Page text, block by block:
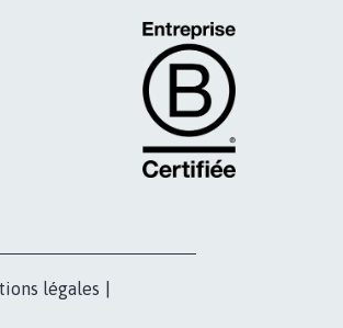
légales